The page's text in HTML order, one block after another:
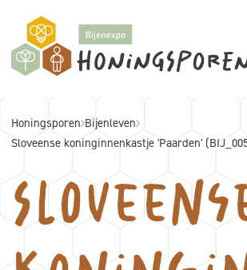
Honingsporen Bijenleven
Sloveense koninginnenkastje 'Paarden'